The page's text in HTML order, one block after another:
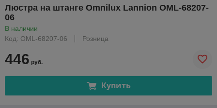
Люстра на штанге Omnilux Lannion OML-68207-
06
В наличии
Код: OML-68207-06
Розница
446 руб.
Купить